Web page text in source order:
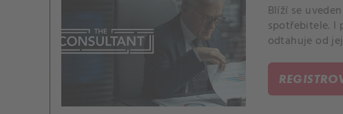
Blíží se
spotřebitele. I
odtahuje od